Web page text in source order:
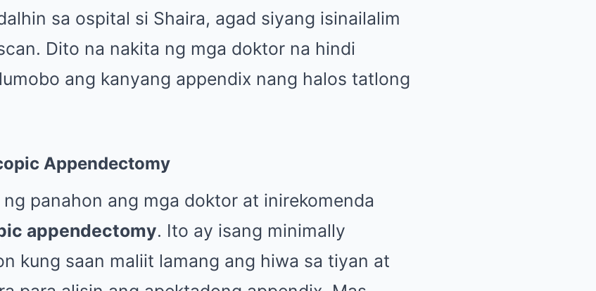
sa ospital si Shaira, agad siyang isinailalim
Dito na nakita ng mga doktor na hindi
ang kanyang appendix nang halos tatlong
Appendectomy
panahon ang mga doktor at inirekomenda
appendectomy. Ito ay isang minimally
kung saan maliit lamang ang hiwa sa tiyan at